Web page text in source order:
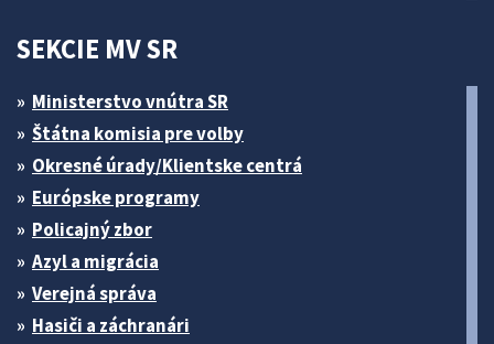
SEKCIE MV SR
Ministerstvo vnútra SR
Štátna komisia pre volby
Okresné úrady/Klientske centrá
Európske programy
Policajný zbor
Azyl a migrácia
Verejná správa
Hasiči a záchranári